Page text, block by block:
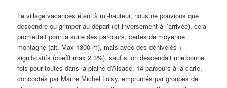
Le village vacances étant à mi-hauteur, nous ne pouvions que
descendre ou grimper au départ (et inversement à l’arrivée), cela
promettait pour la suite des parcours, certes de moyenne
montagne (alt. Max 1300 m), mais avec des dénivelés +
significatifs (coefft max 2.3%), sauf si on descendait une bonne
fois pour toutes dans la plaine d’Alsace. 14 parcours à la carte,
concoctés par Maitre Michel Loisy, empruntés par groupes de